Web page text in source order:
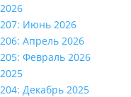
2026
207: Июнь 2026
206: Апрель 2026
205: Февраль 2026
2025
204: Декабрь 2025